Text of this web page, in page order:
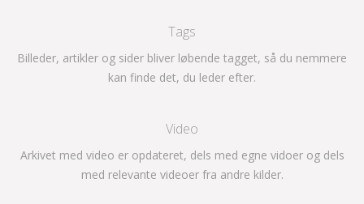
Tags
Billeder, artikler og sider bliver løbende tagget, så du nemmere
kan finde det, du leder efter.
Video
Arkivet med video er opdateret, dels med egne vidoer og dels
med relevante videoer fra andre kilder.